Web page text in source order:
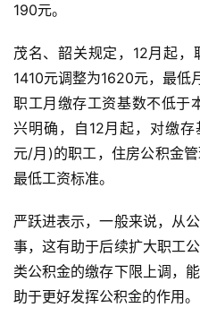
190元。
茂名、韶关规定，12月起
1410元调整为1620元，最低
职工月缴存工资基数不低于
兴明确，自12月起，对缴
元/月)的职工，住房公积金
最低工资标准。
严跃进表示，一般来说，从
事，这有助于后续扩大职工
类公积金的缴存下限上调，
助于更好发挥公积金的作用。